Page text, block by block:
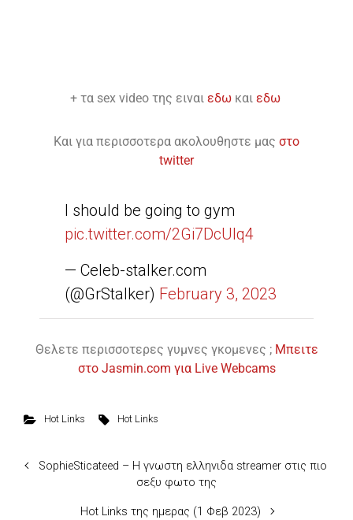
+ τα sex video της ειναι εδωκαι εδω
Και για περισσοτερα ακολουθηστε μας στο
twitter
I should be going to gym
pic.twitter.com/2Gi7DcUlq4
— Celeb-stalker.com
(@GrStalker) February 3, 2023
Θελετε περισσοτερες γυμνες γκομενες ; Μπειτε
στο Jasmin.com για Live Webcams
Hot Links Hot Links
SophieSticateed – H γνωστη ελληνιδα streamer στις πιο
σεξυ φωτο της
Hot Links της ημερας (1 Φεβ 2023)